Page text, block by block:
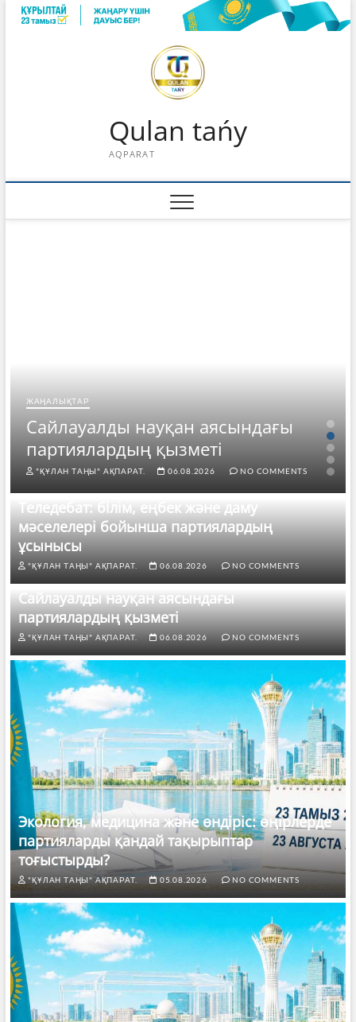
Skip
Qulan tańy
AQPARAT
ЖАҢАЛЫҚТАР
Сайлауалды науқан аясындағы
партиялардың қызметі
"ҚҰЛАН ТАҢЫ" АҚПАРАТ. 06.08.2026 NO COMMENTS
Теледебат: білім, еңбек және даму
мәселелері бойынша партиялардың
ұсынысы
"ҚҰЛАН ТАҢЫ" АҚПАРАТ. 06.08.2026 NO COMMENTS
Сайлауалды науқан аясындағы
партиялардың қызметі
"ҚҰЛАН ТАҢЫ" АҚПАРАТ. 06.08.2026 NO COMMENTS
Экология, медицина және өндіріс: өңірлерде
партияларды қандай тақырыптар
тоғыстырды?
"ҚҰЛАН ТАҢЫ" АҚПАРАТ. 05.08.2026 NO COMMENTS